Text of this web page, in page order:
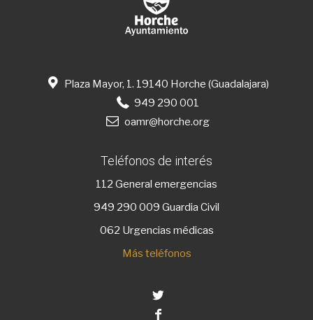
Plaza Mayor, 1. 19140 Horche (Guadalajara)
949 290 001
oamr@horche.org
Teléfonos de interés
112 General emergencias
949 290 009 Guardia Civil
062 Urgencias médicas
Más teléfonos